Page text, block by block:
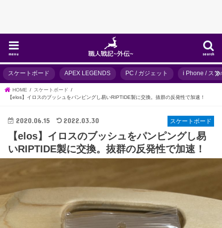
search
menu
スケートボード APEX LEGENDS PC / ガジェット i Phone / スマ
HOME
スケートボード
【elos】イロスのブッシュをパンピングし易いRIPTIDE製に交換。抜群の反発性で加速！
スケートボード
2020.06.15 2022.03.30
【elos】イロスのブッシュをパンピングし易
いRIPTIDE製に交換。抜群の反発性で加速！